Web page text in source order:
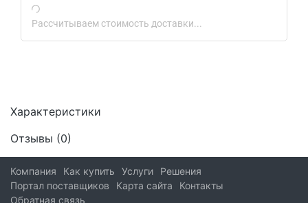
Рассчитываем стоимость доставки...
Характеристики
Отзывы (0)
Компания Как купить Услуги
Решения
Портал поставщиков
Карта сайта
Контакты
Обратная связь